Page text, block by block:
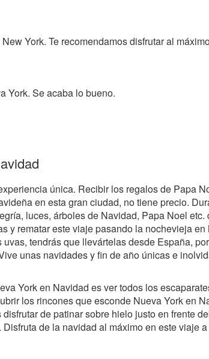
York. Te recomendamos disfrutar al
York. Se acaba lo bueno.
única. Recibir los regalos de Papa
en esta gran ciudad, no tiene precio.
luces, árboles de Navidad, Papa Noel etc.
y rematar este viaje pasando la nochevieja en
tendrás que llevártelas desde España,
unas navidades y fin de año únicas e
York en Navidad es ver todos los
los rincones que esconde Nueva York en
de patinar sobre hielo justo en frente
de la navidad al máximo en este viaje